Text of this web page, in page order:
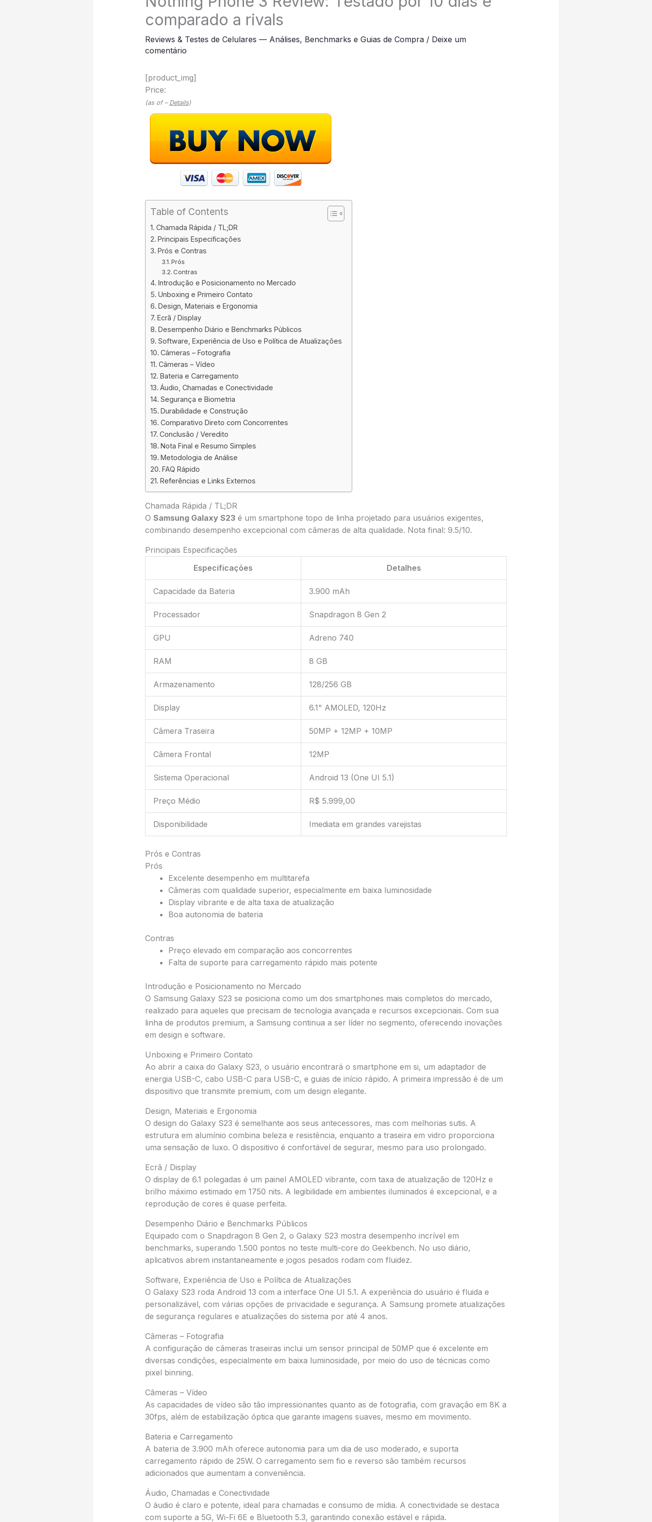
comparado a rivals
Reviews & Testes de Celulares — Análises, Benchmarks e Guias de Compra/ Deixe um
comentário
[product_img]
Price:
(as of – Details)
Table of Contents
Chamada Rápida / TL;DR
Principais Especificações
Prós e Contras
Prós
Contras
Introdução e Posicionamento no Mercado
Unboxing e Primeiro Contato
Design, Materiais e Ergonomia
Ecrã / Display
Desempenho Diário e Benchmarks Públicos
Software, Experiência de Uso e Política de Atualizações
Câmeras – Fotografia
Câmeras – Vídeo
Bateria e Carregamento
Áudio, Chamadas e Conectividade
Segurança e Biometria
Durabilidade e Construção
Comparativo Direto com Concorrentes
Conclusão / Veredito
Nota Final e Resumo Simples
Metodologia de Análise
FAQ Rápido
Referências e Links Externos
Chamada Rápida / TL;DR
O Samsung Galaxy S23é um smartphone topo de linha projetado para usuários exigentes,
combinando desempenho excepcional com câmeras de alta qualidade. Nota final: 9.5/10.
Principais Especificações
Especificações
Detalhes
Capacidade da Bateria 3.900 mAh
Processador Snapdragon 8 Gen 2
GPU Adreno 740
RAM 8 GB
Armazenamento 128/256 GB
Display 6.1" AMOLED, 120Hz
Câmera Traseira 50MP + 12MP + 10MP
Câmera Frontal 12MP
Sistema Operacional Android 13 (One UI 5.1)
Preço Médio R$ 5.999,00
Disponibilidade Imediata em grandes varejistas
Prós e Contras
Prós
Excelente desempenho em multitarefa
Câmeras com qualidade superior, especialmente em baixa luminosidade
Display vibrante e de alta taxa de atualização
Boa autonomia de bateria
Contras
Preço elevado em comparação aos concorrentes
Falta de suporte para carregamento rápido mais potente
Introdução e Posicionamento no Mercado
O Samsung Galaxy S23 se posiciona como um dos smartphones mais completos do mercado,
realizado para aqueles que precisam de tecnologia avançada e recursos excepcionais. Com sua
linha de produtos premium, a Samsung continua a ser líder no segmento, oferecendo inovações
em design e software.
Unboxing e Primeiro Contato
Ao abrir a caixa do Galaxy S23, o usuário encontrará o smartphone em si, um adaptador de
energia USB-C, cabo USB-C para USB-C, e guias de início rápido. A primeira impressão é de um
dispositivo que transmite premium, com um design elegante.
Design, Materiais e Ergonomia
O design do Galaxy S23 é semelhante aos seus antecessores, mas com melhorias sutis. A
estrutura em alumínio combina beleza e resistência, enquanto a traseira em vidro proporciona
uma sensação de luxo. O dispositivo é confortável de segurar, mesmo para uso prolongado.
Ecrã / Display
O display de 6.1 polegadas é um painel AMOLED vibrante, com taxa de atualização de 120Hz e
brilho máximo estimado em 1750 nits. A legibilidade em ambientes iluminados é excepcional, e a
reprodução de cores é quase perfeita.
Desempenho Diário e Benchmarks Públicos
Equipado com o Snapdragon 8 Gen 2, o Galaxy S23 mostra desempenho incrível em
benchmarks, superando 1.500 pontos no teste multi-core do Geekbench. No uso diário,
aplicativos abrem instantaneamente e jogos pesados rodam com fluidez.
Software, Experiência de Uso e Política de Atualizações
O Galaxy S23 roda Android 13 com a interface One UI 5.1. A experiência do usuário é fluida e
personalizável, com várias opções de privacidade e segurança. A Samsung promete atualizações
de segurança regulares e atualizações do sistema por até 4 anos.
Câmeras – Fotografia
A configuração de câmeras traseiras inclui um sensor principal de 50MP que é excelente em
diversas condições, especialmente em baixa luminosidade, por meio do uso de técnicas como
pixel binning.
Câmeras – Vídeo
As capacidades de vídeo são tão impressionantes quanto as de fotografia, com gravação em 8K a
30fps, além de estabilização óptica que garante imagens suaves, mesmo em movimento.
Bateria e Carregamento
A bateria de 3.900 mAh oferece autonomia para um dia de uso moderado, e suporta
carregamento rápido de 25W. O carregamento sem fio e reverso são também recursos
adicionados que aumentam a conveniência.
Áudio, Chamadas e Conectividade
O áudio é claro e potente, ideal para chamadas e consumo de mídia. A conectividade se destaca
com suporte a 5G, Wi-Fi 6E e Bluetooth 5.3, garantindo conexão estável e rápida.